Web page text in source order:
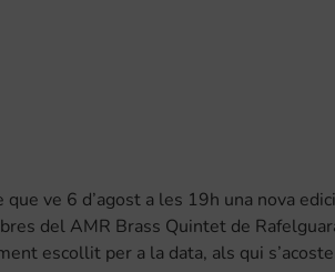
ve 6 d’agost a les 19h una nova
del AMR Brass Quintet de
escollit per a la data, als qui